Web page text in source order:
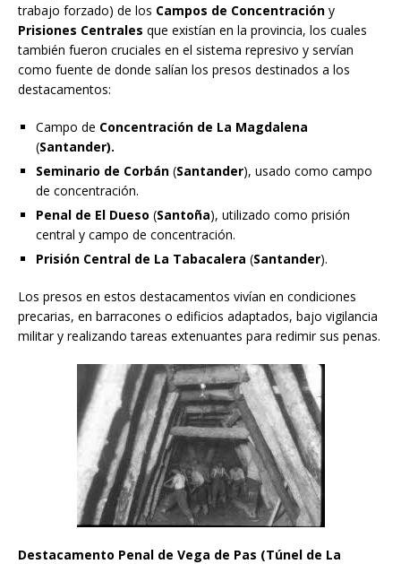
trabajo forzado) de los Campos de Concentración y
Prisiones Centrales que existían en la provincia, los cuales
también fueron cruciales en el sistema represivo y servían
como fuente de donde salían los presos destinados a los
destacamentos:
Campo de Concentración de La Magdalena
(Santander).
Seminario de Corbán (Santander), usado como campo
de concentración.
Penal de El Dueso (Santoña), utilizado como prisión
central y campo de concentración.
Prisión Central de La Tabacalera (Santander).
Los presos en estos destacamentos vivían en condiciones
precarias, en barracones o edificios adaptados, bajo vigilancia
militar y realizando tareas extenuantes para redimir sus penas.
Destacamento Penal de Vega de Pas (Túnel de La